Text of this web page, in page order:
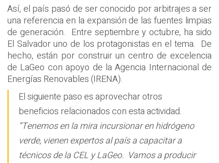
Así, el país pasó de ser conocido por arbitrajes a ser
una referencia en la expansión de las fuentes limpias
de generación. Entre septiembre y octubre, ha sido
El Salvador uno de los protagonistas en el tema. De
hecho, están por construir un centro de excelencia
de LaGeo con apoyo de la Agencia Internacional de
Energías Renovables (IRENA).
El siguiente paso es aprovechar otros
beneficios relacionados con esta actividad.
“Tenemos en la mira incursionar en hidrógeno
verde, vienen expertos al país a capacitar a
técnicos de la CEL y LaGeo. Vamos a producir